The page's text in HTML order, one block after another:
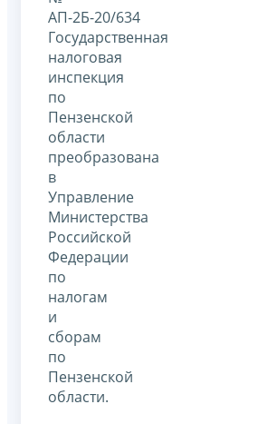
АП-2Б-20/634
Государственная
налоговая
инспекция
по
Пензенской
области
преобразована
в
Управление
Министерства
Российской
Федерации
по
налогам
и
сборам
по
Пензенской
области.